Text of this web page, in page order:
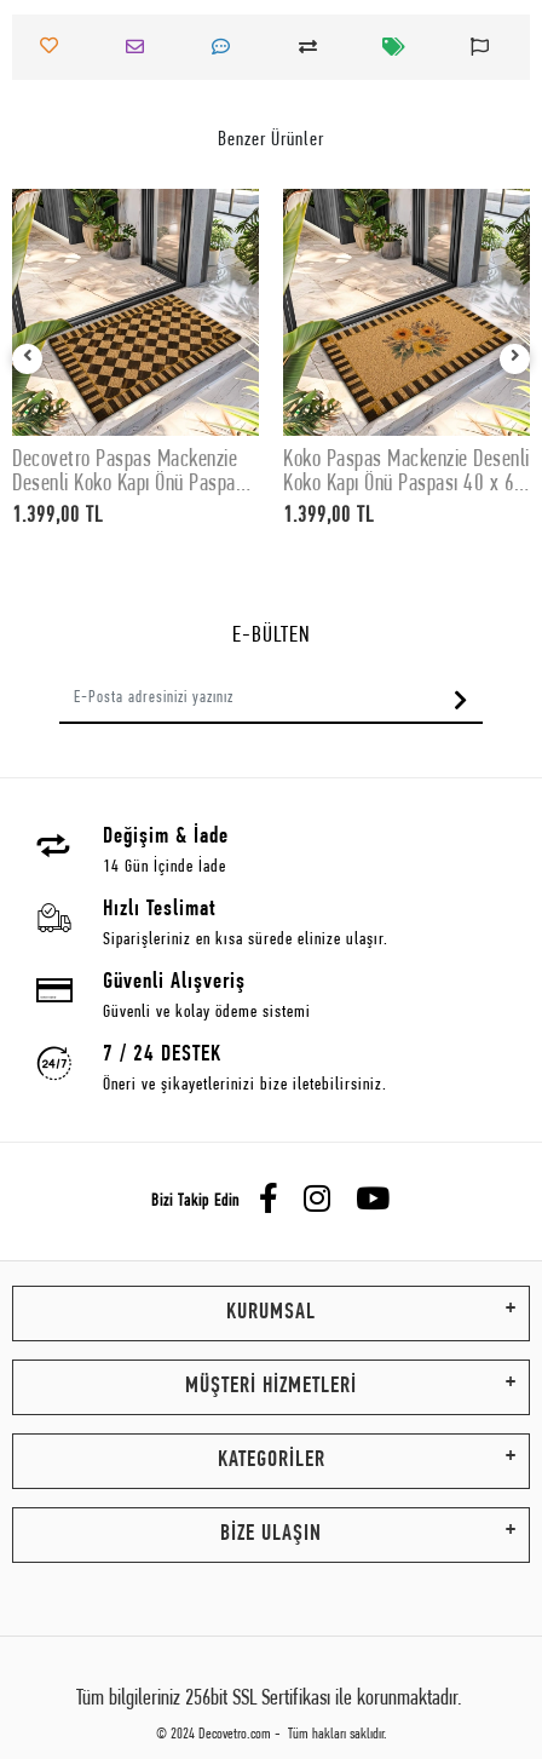
Benzer Ürünler
SEPETE EKLE
Decovetro Paspas Mackenzie
Desenli Koko Kapı Önü Paspası
40 x 60 cm
1.399,00 TL
SEPETE EKLE
Koko Paspas Mackenzie Desenli
Koko Kapı Önü Paspası 40 x 60
cm
1.399,00 TL
E-BÜLTEN
Değişim & İade
14 Gün İçinde İade
Hızlı Teslimat
Siparişleriniz en kısa sürede elinize ulaşır.
Güvenli Alışveriş
Güvenli ve kolay ödeme sistemi
7 / 24 DESTEK
Öneri ve şikayetlerinizi bize iletebilirsiniz.
Bizi Takip Edin
KURUMSAL
MÜŞTERİ HİZMETLERİ
KATEGORİLER
BİZE ULAŞIN
Tüm bilgileriniz 256bit SSL Sertifikası ile korunmaktadır.
© 2024 Decovetro.com - Tüm hakları saklıdır.